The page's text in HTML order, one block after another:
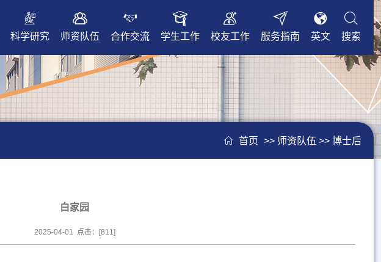
科学研究 师资队伍 合作交流 学生工作 校友工作 服务指南 英文 搜索
首页 >> 师资队伍 >> 博士后
白家园
2025-04-01 点击：[811]